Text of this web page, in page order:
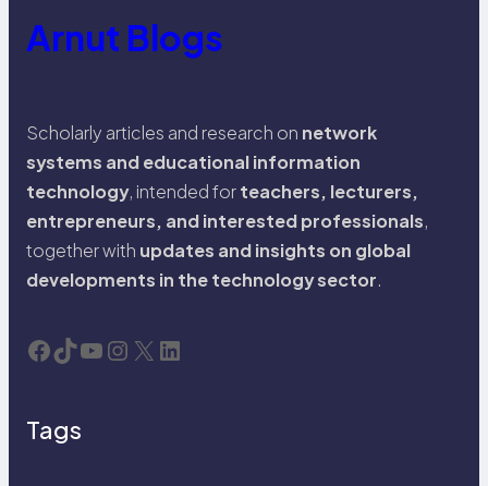
Arnut Blogs
Scholarly articles and research on network
systems and educational information
technology, intended forteachers, lecturers,
entrepreneurs, and interested professionals,
together with updates and insights on global
developments in the technology sector.
Facebook TikTok YouTube Instagram X LinkedIn
Tags